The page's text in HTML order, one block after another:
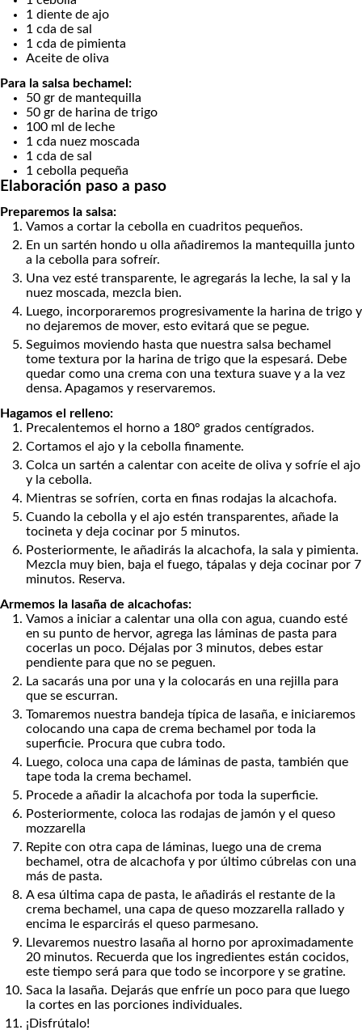
1 diente de ajo
1 cda de sal
1 cda de pimienta
Aceite de oliva
Para la salsa bechamel:
50 gr de mantequilla
50 gr de harina de trigo
100 ml de leche
1 cda nuez moscada
1 cda de sal
1 cebolla pequeña
Elaboración paso a paso
Preparemos la salsa:
Vamos a cortar la cebolla en cuadritos pequeños.
En un sartén hondo u olla añadiremos la mantequilla junto
a la cebolla para sofreír.
Una vez esté transparente, le agregarás la leche, la sal y la
nuez moscada, mezcla bien.
Luego, incorporaremos progresivamente la harina de trigo y
no dejaremos de mover, esto evitará que se pegue.
Seguimos moviendo hasta que nuestra salsa bechamel
tome textura por la harina de trigo que la espesará. Debe
quedar como una crema con una textura suave y a la vez
densa. Apagamos y reservaremos.
Hagamos el relleno:
Precalentemos el horno a 180° grados centígrados.
Cortamos el ajo y la cebolla finamente.
Colca un sartén a calentar con aceite de oliva y sofríe el ajo
y la cebolla.
Mientras se sofríen, corta en finas rodajas la alcachofa.
Cuando la cebolla y el ajo estén transparentes, añade la
tocineta y deja cocinar por 5 minutos.
Posteriormente, le añadirás la alcachofa, la sala y pimienta.
Mezcla muy bien, baja el fuego, tápalas y deja cocinar por 7
minutos. Reserva.
Armemos la lasaña de alcachofas:
Vamos a iniciar a calentar una olla con agua, cuando esté
en su punto de hervor, agrega las láminas de pasta para
cocerlas un poco. Déjalas por 3 minutos, debes estar
pendiente para que no se peguen.
La sacarás una por una y la colocarás en una rejilla para
que se escurran.
Tomaremos nuestra bandeja típica de lasaña, e iniciaremos
colocando una capa de crema bechamel por toda la
superficie. Procura que cubra todo.
Luego, coloca una capa de láminas de pasta, también que
tape toda la crema bechamel.
Procede a añadir la alcachofa por toda la superficie.
Posteriormente, coloca las rodajas de jamón y el queso
mozzarella
Repite con otra capa de láminas, luego una de crema
bechamel, otra de alcachofa y por último cúbrelas con una
más de pasta.
A esa última capa de pasta, le añadirás el restante de la
crema bechamel, una capa de queso mozzarella rallado y
encima le esparcirás el queso parmesano.
Llevaremos nuestro lasaña al horno por aproximadamente
20 minutos. Recuerda que los ingredientes están cocidos,
este tiempo será para que todo se incorpore y se gratine.
Saca la lasaña. Dejarás que enfríe un poco para que luego
la cortes en las porciones individuales.
¡Disfrútalo!